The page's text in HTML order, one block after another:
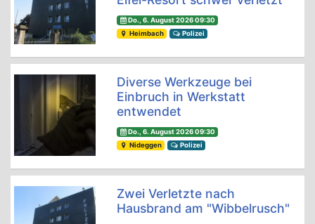
Do., 6. August 2026 09:30
Heimbach
Polizei
Diverse Werkzeuge bei
Einbruch in Werkstatt
entwendet
Do., 6. August 2026 09:30
Nideggen
Polizei
Zwei Verletzte nach
Hausbrand am "Wibbelrusch"